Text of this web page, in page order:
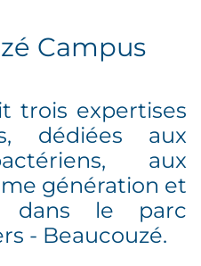
Campus
trois expertises
dédiées aux
aux
génération et
dans le parc
- Beaucouzé.